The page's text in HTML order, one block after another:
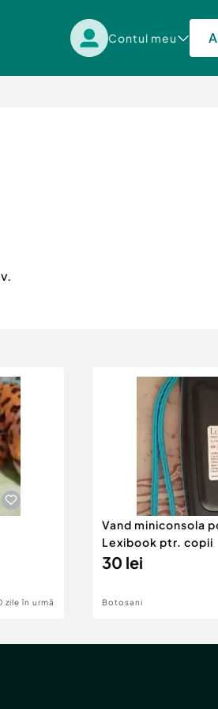
Contul meu
zile în urmă
Vand miniconsola
Lexibook ptr. copii
30 lei
Botosani